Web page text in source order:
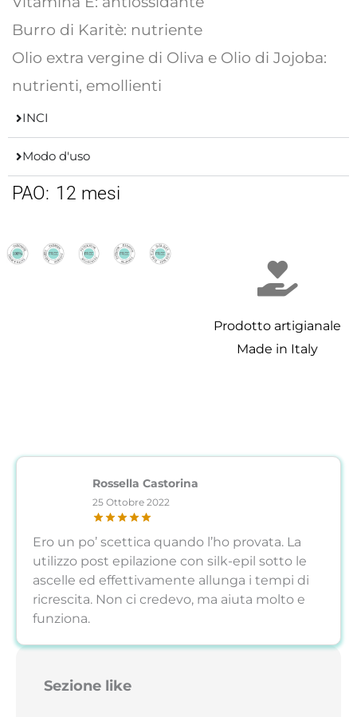
Burro di Karitè: nutriente
Olio extra vergine di Oliva e Olio di Jojoba:
nutrienti, emollienti
INCI
Modo d'uso
PAO: 12 mesi
Prodotto artigianale
Made in Italy
Rossella Castorina
25 Ottobre 2022
Ero un po’ scettica quando l’ho provata. La
utilizzo post epilazione con silk-epil sotto le
ascelle ed effettivamente allunga i tempi di
ricrescita. Non ci credevo, ma aiuta molto e
funziona.
Sezione like